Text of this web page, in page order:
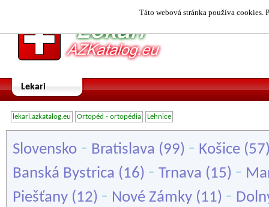
Táto webová stránka používa cookies.
Lekari
lekari.azkatalog.eu Ortopéd - ortopédia Lehnice
Slovensko - Bratislava (99) - Košice
Banská Bystrica (16) - Trnava (15) -
Piešťany (12) - Nové Zámky (11) -